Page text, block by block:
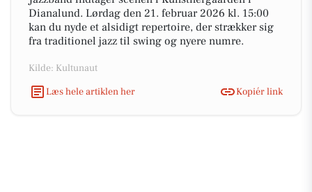
Dianalund. Lørdag den 21. februar 2026 kl. 15:00
kan du nyde et alsidigt repertoire, der strækker sig
fra traditionel jazz til swing og nyere numre.
Kilde: Kultunaut
Læs hele artiklen her
Kopiér link